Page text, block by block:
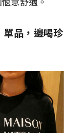
品，邊喝珍